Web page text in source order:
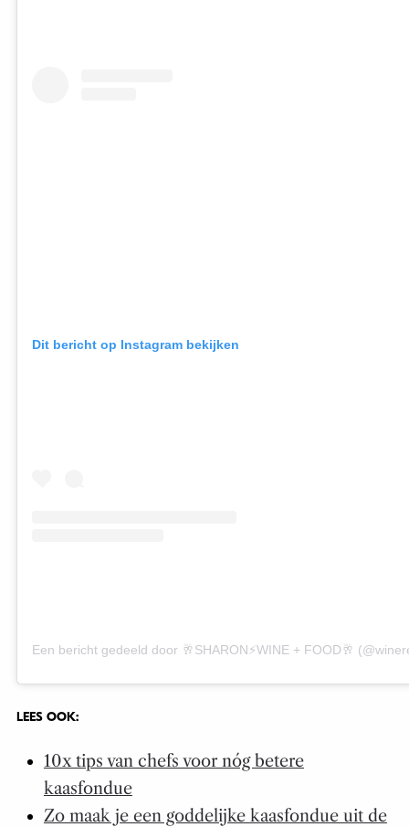
Dit bericht op Instagram bekijken
Een bericht gedeeld door 🥂SHARON⚡️WINE + FOOD🥂
LEES OOK:
10x tips van chefs voor nóg betere
kaasfondue
Zo maak je een goddelijke kaasfondue uit de